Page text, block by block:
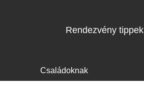
Rendezvény tippek
Családoknak